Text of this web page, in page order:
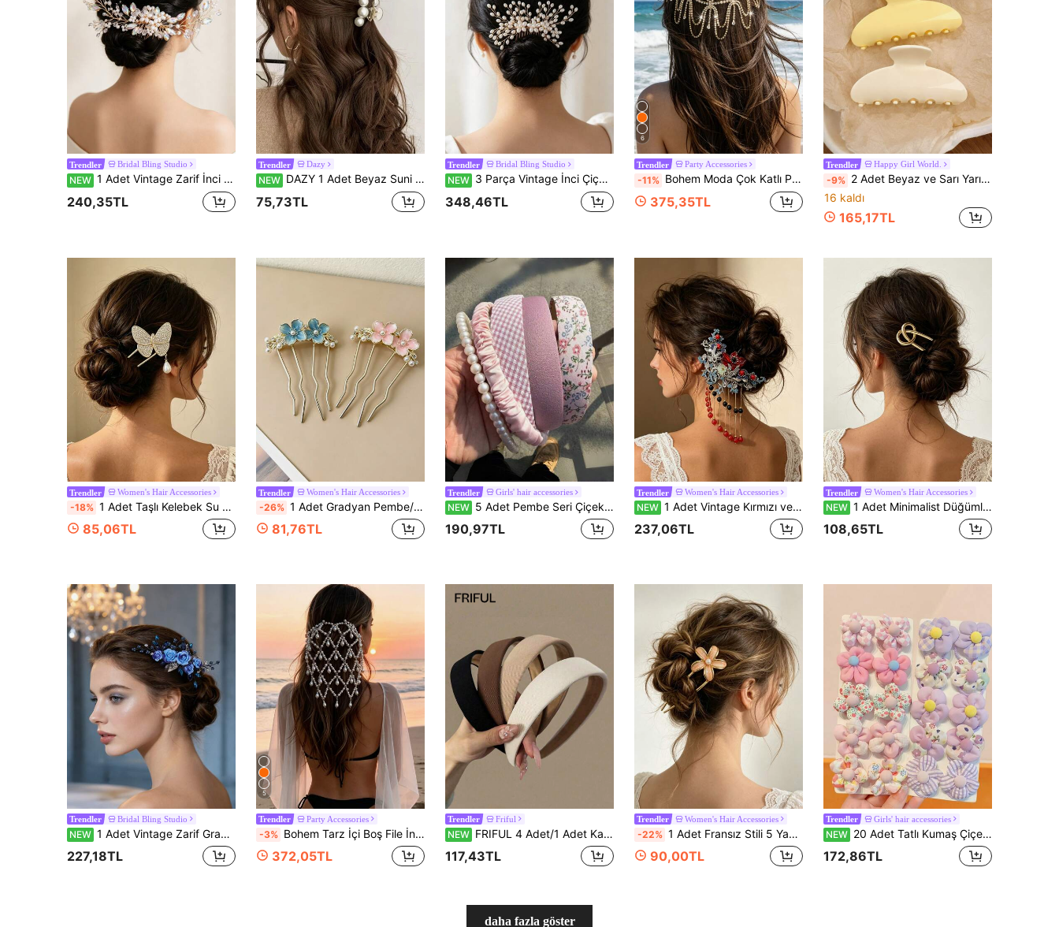
Trendler Bridal Bling Studio
NEW 1 Adet Vintage Zarif İnci ve Strass Yaprak Saç Tarağı Gelin Başlığı, Zarif Düğün Aksesuarı
240,35TL
Trendler Dazy
NEW DAZY 1 Adet Beyaz Suni İnci Dekorlu Saç Mandalı Toka, Zarif Küçük İnci Küme Tasarımı, Kadınlar İçin Günlük Kullanıma Uygun Saç Aksesuarı
75,73TL
Trendler Bridal Bling Studio
NEW 3 Parça Vintage İnci Çiçekli Saç Tarağı ve Saç Çubuğu Seti, Zarif Gelin Minimalist Ana Duvak Topuz Saç Aksesuarı
348,46TL
6
Trendler Party Accessories
-11% Bohem Moda Çok Katlı Püsküllü Taşlı Delikli Baş Zinciri, Göz Alıcı Ziyafet ve Balo İçin Kadın Işıltılı Takı Aksesuarı
375,35TL
Trendler Happy Girl World.
-9% 2 Adet Beyaz ve Sarı Yarım Ay Şeklinde Saç Tokası, Arka Topuz Saç Tokası, At Kuyruğu Tokası, Yarı Toplu Saç Aksesuarı, Gevşek Saç Düzenleyici, Sade Günlük Şık Zarif Ev Ofis İşe Gidiş Alışveriş Randevu Seyahat Tatil Saç Tokası
16 kaldı
165,17TL
Trendler Women's Hair Accessories
-18% 1 Adet Taşlı Kelebek Su Damlası İnci Kadın Saç Çubuğu, Vintage Altın U Şekilli Saç Tokası, Çok Amaçlı Arka Saç Aksesuarı
85,06TL
Trendler Women's Hair Accessories
-26% 1 Adet Gradyan Pembe/Mavi Yağ Damlası İnci Çiçekli Saç Çubuğu, Zarif Dört Dişli Saç Tarağı, Gelin Düğün ve Ziyafet İçin Nazik Saç Aksesuarı
81,76TL
Trendler Girls' hair accessories
NEW 5 Adet Pembe Seri Çiçekli Ekose İnci Saç Bandı, Kadınlar İçin Yumuşak Geniş Kumaş Saç Taçları
190,97TL
Trendler Women's Hair Accessories
NEW 1 Adet Vintage Kırmızı ve Mavi Turna Desenli Püsküllü U Şeklinde Saç Çubuğu, Ağır İşçilikli Vintage Düğün ve Ziyafet Topuz Saç Aksesuarı
237,06TL
Trendler Women's Hair Accessories
NEW 1 Adet Minimalist Düğümlü Metal U Şeklinde Saç Çubuğu, Lüks Parlak Saç Topuzu Tutucu, Çok Amaçlı Günlük ve Parti Saç Aksesuarı
108,65TL
Trendler Bridal Bling Studio
NEW 1 Adet Vintage Zarif Gradyan Mavi Gül Kristal Saç Tarağı, Gelin Saç Aksesuarı, Bohem Düğün Aksesuarı
227,18TL
5
Trendler Party Accessories
-3% Bohem Tarz İçi Boş File İnci Kolye Uçlu Saç Zinciri, Gelin ve Düğün İçin Kadın Parlak Takı Aksesuarı
372,05TL
Trendler Friful
NEW FRIFUL 4 Adet/1 Adet Kadın 14.17in/36cm Siyah, Bej, Kahverengi, Haki Moda Saç Bandı, Ev ve Saç Aksesuarı
117,43TL
Trendler Women's Hair Accessories
-22% 1 Adet Fransız Stili 5 Yapraklı Çiçekli Yağ Damlası İnci U Şeklinde Saç Tokası, Kadınlar İçin Metal Saç Topuzu Tutucu, Düğün, Ziyafet, Tatil ve Parti İçin Çok Amaçlı Saç Aksesuarı
90,00TL
Trendler Girls' hair accessories
NEW 20 Adet Tatlı Kumaş Çiçekli Saç Tokası, Kadınlar İçin Çiçekli Ekose Lastik Saç Bandı
172,86TL
daha fazla göster